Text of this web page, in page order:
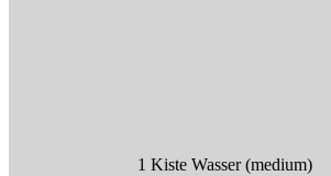
1 Kiste Wasser (medium)